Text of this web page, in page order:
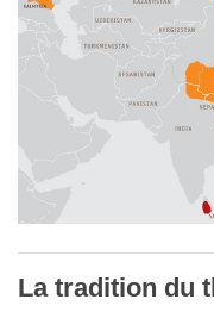
La tradition du